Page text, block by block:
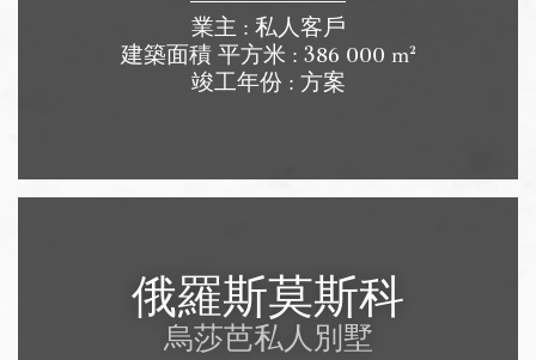
業主 : 私人客戶
建築面積 平方米 : 386 000 m²
竣工年份 : 方案
俄羅斯莫斯科
烏莎芭私人別墅